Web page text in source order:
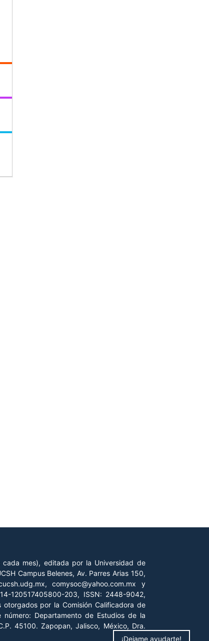
mes), editada por la Universidad de
Campus Belenes, Av. Parres Arias 150,
comysoc@yahoo.com.mx y
120517405800-203, ISSN: 2448-9042,
por la Comisión Calificadora de
Departamento de Estudios de la
45100. Zapopan, Jalisco, México, Dra.
¡Dejame ayudarte!